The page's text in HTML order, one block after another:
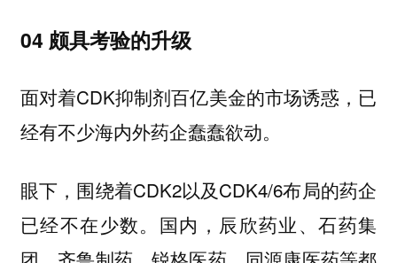
04 颇具考验的升级
面对着CDK抑制剂百亿美金的市场诱惑，已
经有不少海内外药企蠢蠢欲动。
眼下，围绕着CDK2以及CDK4/6布局的药企
已经不在少数。国内，辰欣药业、石药集